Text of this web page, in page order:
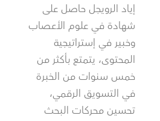
إياد الرويجل حاصل على
شهادة في علوم الأعصاب
وخبير في إستراتيجية
المحتوى، يتمتع بأكثر من
خمس سنوات من الخبرة
في التسويق الرقمي،
تحسين محركات البحث